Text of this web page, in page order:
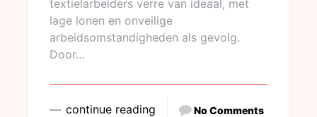
textielarbeiders verre van ideaal, met
lage lonen en onveilige
arbeidsomstandigheden als gevolg.
Door…
continue reading No Comments